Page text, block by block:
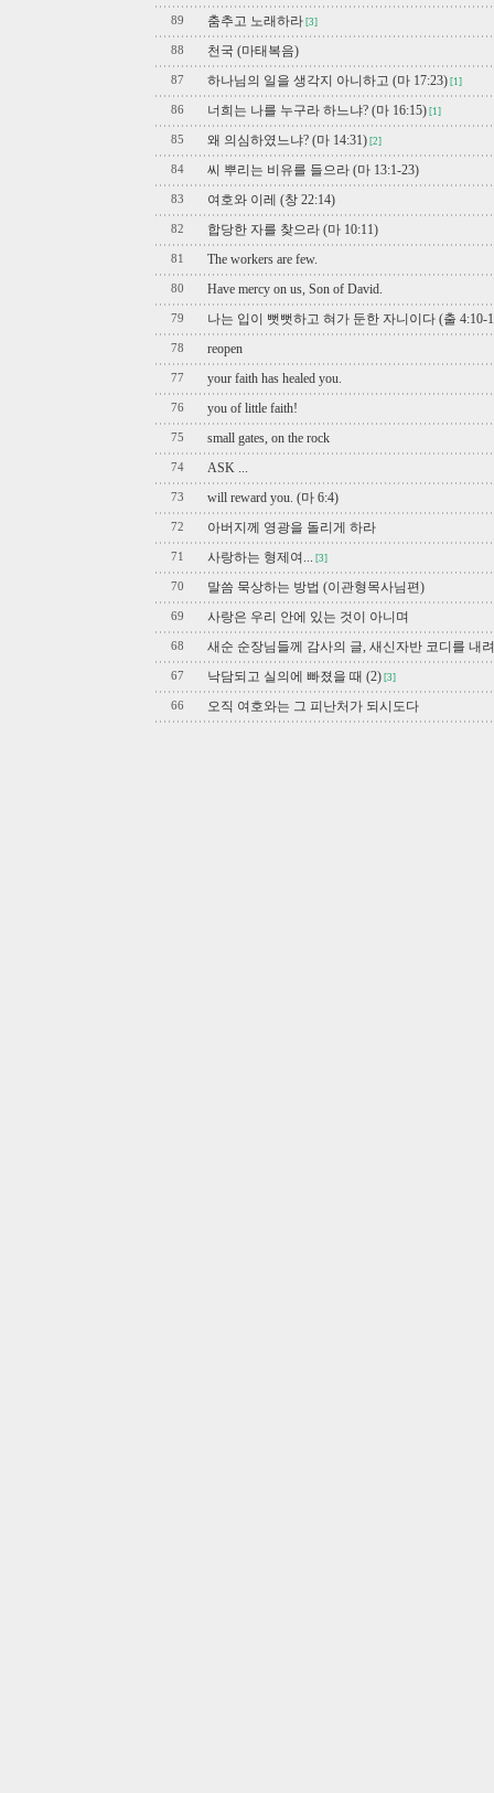
89 춤추고 노래하라 [3]
88 천국 (마태복음)
87 하나님의 일을 생각지 아니하고 (마 17:23) [1]
86 너희는 나를 누구라 하느냐? (마 16:15) [1]
85 왜 의심하였느냐? (마 14:31) [2]
84 씨 뿌리는 비유를 들으라 (마 13:1-23)
83 여호와 이레 (창 22:14)
82 합당한 자를 찾으라 (마 10:11)
81 The workers are few.
80 Have mercy on us, Son of David.
79 나는 입이 뻣뻣하고 혀가 둔한 자니이다 (출 4:10-
78 reopen
77 your faith has healed you.
76 you of little faith!
75 small gates, on the rock
74 ASK ...
73 will reward you. (마 6:4)
72 아버지께 영광을 돌리게 하라
71 사랑하는 형제여... [3]
70 말씀 묵상하는 방법 (이관형목사님편)
69 사랑은 우리 안에 있는 것이 아니며
68 새순 순장님들께 감사의 글, 새신자반 코디를 내
67 낙담되고 실의에 빠졌을 때 (2) [3]
66 오직 여호와는 그 피난처가 되시도다